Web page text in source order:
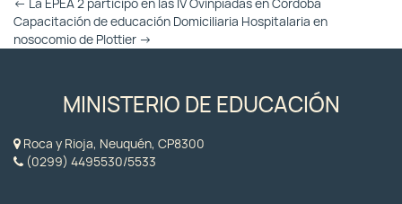
Entradas
Capacitación de educación Domiciliaria Hospitalaria en
nosocomio de Plottier →
MINISTERIO DE EDUCACIÓN
Roca y Rioja, Neuquén, CP8300
(0299) 4495530/5533